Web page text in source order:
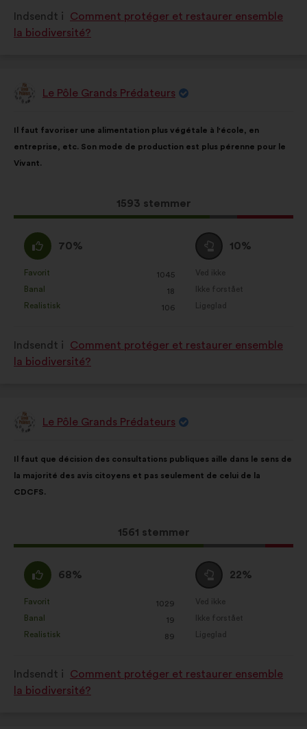
som:
som:
Indsendt i
Comment protéger et restaurer ensemble
la biodiversité?
Forslag
Le Pôle Grands Prédateurs
indhold:
Il faut favoriser une alimentation plus végétale à l'école, en
entreprise, etc. Son mode de production est plus pérenne pour le
Vivant.
Dette
forslag
1593 stemmer
følgende
fordeling:
Enig
:
70%
som:
Favorit
: 1045
gang
Banal
: 18
gang
Realistisk
: 106
gang
Neutral
:
10%
som:
Ved ikke
:gang
Ikke forstået
:gang
Ligeglad
:gang
Indsendt i
Comment protéger et restaurer ensemble
la biodiversité?
Forslag
Le Pôle Grands Prédateurs
indhold:
Il faut que décision des consultations publiques aille dans le sens de
la majorité des avis citoyens et pas seulement de celui de la
CDCFS.
Dette
forslag
1561 stemmer
følgende
fordeling:
Enig
:
68%
som:
Favorit
: 1029
gang
Banal
: 19
gang
Realistisk
: 89
gang
Neutral
:
22%
som:
Ved ikke
:gang
Ikke forstået
:gang
Ligeglad
:gang
Indsendt i
Comment protéger et restaurer ensemble
la biodiversité?